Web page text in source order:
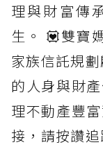
理與財富傳
生。 💟雙寶
家族信託規
的人身與財
理不動產豐
接，請按讚